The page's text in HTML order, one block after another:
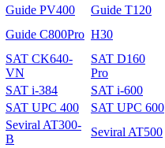
Guide PV400 Guide T120
Guide С800Pro H30
SAT CK640-
VN
SAT D160
Pro
SAT i-384 SAT i-600
SAT UPC 400 SAT UPC 600
Seviral AT300-
B
Seviral AT500